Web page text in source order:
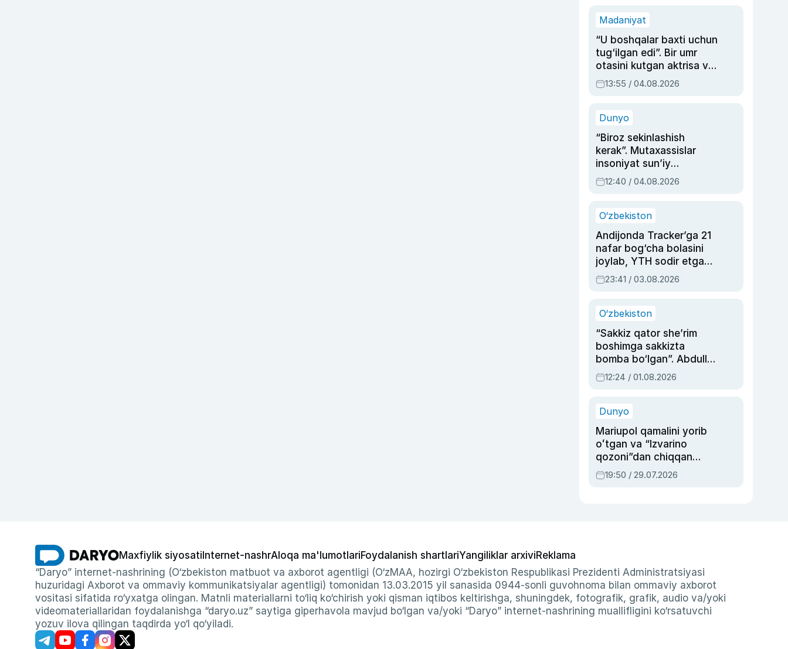
Madaniyat
“U boshqalar baxti uchun
tug‘ilgan edi”. Bir umr
otasini kutgan aktrisa va
dublyaj ustasi Rimma
Ahmedovaning
13:55 / 04.08.2026
Dunyo
“Biroz sekinlashish
kerak”. Mutaxassislar
insoniyat sun’iy
intellektni boshqara
olmay qolishidan xavotir
12:40 / 04.08.2026
O‘zbekiston
Andijonda Tracker’ga 21
nafar bog‘cha bolasini
joylab, YTH sodir etgan
ayolga sud hukmi o‘qildi
23:41 / 03.08.2026
O‘zbekiston
“Sakkiz qator she’rim
boshimga sakkizta
bomba bo‘lgan”. Abdulla
Oripovni siyosiy
ayblovlardan asrab
12:24 / 01.08.2026
Dunyo
Mariupol qamalini yorib
oʻtgan va “Izvarino
qozoni”dan chiqqan
qahramon — Ukraina
armiyasi bosh
19:50 / 29.07.2026
Maxfiylik siyosati Internet-nashrAloqa ma'lumotlariFoydalanish shartlariYangiliklar arxiviReklama
“Daryo” internet-nashrining (O‘zbekiston matbuot va axborot agentligi (O‘zMAA, hozirgi O‘zbekiston Respublikasi Prezidenti Administratsiyasi
huzuridagi Axborot va ommaviy kommunikatsiyalar agentligi) tomonidan 13.03.2015 yil sanasida 0944-sonli guvohnoma bilan ommaviy axborot
vositasi sifatida ro‘yxatga olingan. Matnli materiallarni to‘liq ko‘chirish yoki qisman iqtibos keltirishga, shuningdek, fotografik, grafik, audio va/yoki
videomateriallaridan foydalanishga “daryo.uz” saytiga giperhavola mavjud bo‘lgan va/yoki “Daryo” internet-nashrining muallifligini ko‘rsatuvchi
yozuv ilova qilingan taqdirda yo‘l qo‘yiladi.